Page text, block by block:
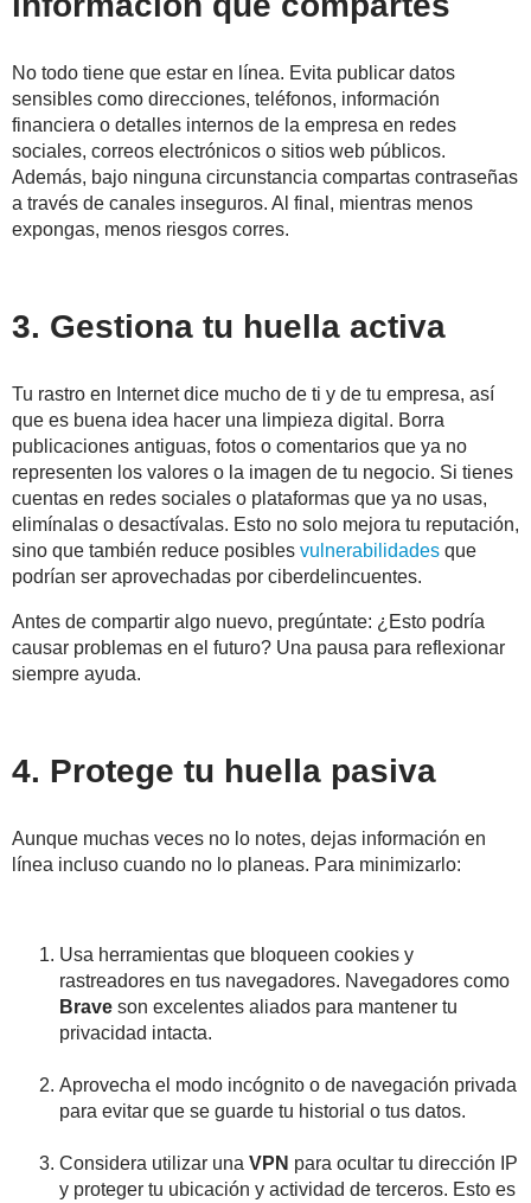
No todo tiene que estar en línea. Evita publicar datos
sensibles como direcciones, teléfonos, información
financiera o detalles internos de la empresa en redes
sociales, correos electrónicos o sitios web públicos.
Además, bajo ninguna circunstancia compartas contraseñas
a través de canales inseguros. Al final, mientras menos
expongas, menos riesgos corres.
3. Gestiona tu huella activa
Tu rastro en Internet dice mucho de ti y de tu empresa, así
que es buena idea hacer una limpieza digital. Borra
publicaciones antiguas, fotos o comentarios que ya no
representen los valores o la imagen de tu negocio. Si tienes
cuentas en redes sociales o plataformas que ya no usas,
elimínalas o desactívalas. Esto no solo mejora tu reputación,
sino que también reduce posibles vulnerabilidades que
podrían ser aprovechadas por ciberdelincuentes.
Antes de compartir algo nuevo, pregúntate: ¿Esto podría
causar problemas en el futuro? Una pausa para reflexionar
siempre ayuda.
4. Protege tu huella pasiva
Aunque muchas veces no lo notes, dejas información en
línea incluso cuando no lo planeas. Para minimizarlo:
Usa herramientas que bloqueen cookies y
rastreadores en tus navegadores. Navegadores como
Brave son excelentes aliados para mantener tu
privacidad intacta.
Aprovecha el modo incógnito o de navegación privada
para evitar que se guarde tu historial o tus datos.
Considera utilizar una VPN para ocultar tu dirección IP
y proteger tu ubicación y actividad de terceros. Esto es